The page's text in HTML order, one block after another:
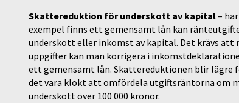
Skattereduktion för underskott av kapital–
exempel finns ett gemensamt lån kan
underskott eller inkomst av kapital. Det krävs att
uppgifter kan man korrigera i
ett gemensamt lån. Skattereduktionen blir lägre
det vara klokt att omfördela utgiftsräntorna om
underskott över 100 000 kronor.